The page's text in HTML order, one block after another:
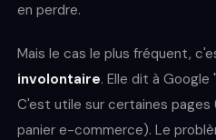
en perdre.
Mais le cas le plus fréquent,
involontaire. Elle dit à
C'est utile sur certaines pages
panier e-commerce). Le